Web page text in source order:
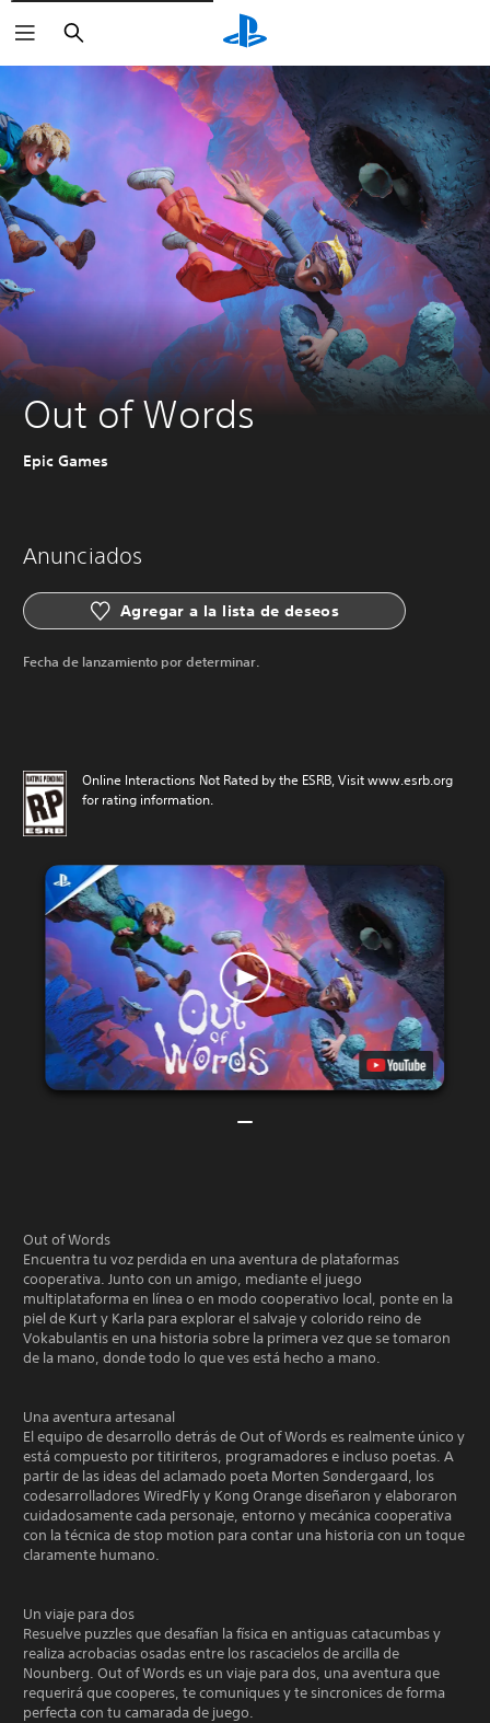
Buscar
Out of Words
Epic Games
Anunciados
Agregar a la lista de deseos
Fecha de lanzamiento por determinar.
Online Interactions Not Rated by the ESRB, Visit www.esrb.org
for rating information.
Out of Words
Encuentra tu voz perdida en una aventura de plataformas
cooperativa. Junto con un amigo, mediante el juego
multiplataforma en línea o en modo cooperativo local, ponte en la
piel de Kurt y Karla para explorar el salvaje y colorido reino de
Vokabulantis en una historia sobre la primera vez que se tomaron
de la mano, donde todo lo que ves está hecho a mano.
Una aventura artesanal
El equipo de desarrollo detrás de Out of Words es realmente único y
está compuesto por titiriteros, programadores e incluso poetas. A
partir de las ideas del aclamado poeta Morten Søndergaard, los
codesarrolladores WiredFly y Kong Orange diseñaron y elaboraron
cuidadosamente cada personaje, entorno y mecánica cooperativa
con la técnica de stop motion para contar una historia con un toque
claramente humano.
Un viaje para dos
Resuelve puzzles que desafían la física en antiguas catacumbas y
realiza acrobacias osadas entre los rascacielos de arcilla de
Nounberg. Out of Words es un viaje para dos, una aventura que
requerirá que cooperes, te comuniques y te sincronices de forma
perfecta con tu camarada de juego.